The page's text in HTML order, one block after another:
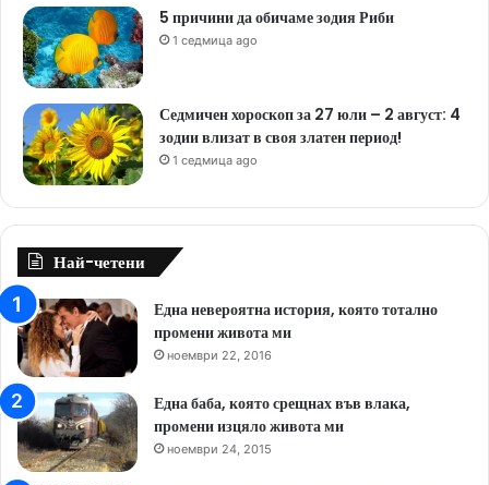
5 причини да обичаме зодия Риби
1 седмица ago
Седмичен хороскоп за 27 юли – 2 август: 4
зодии влизат в своя златен период!
1 седмица ago
Най-четени
Една невероятна история, която тотално
промени живота ми
ноември 22, 2016
Една баба, която срещнах във влака,
промени изцяло живота ми
ноември 24, 2015